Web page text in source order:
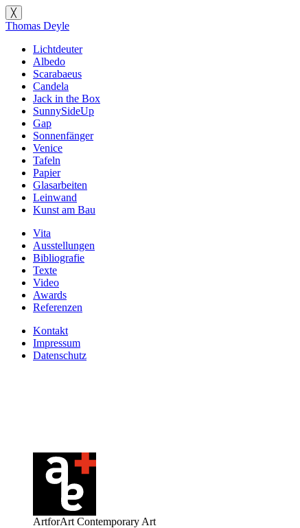
╳
Thomas Deyle
Lichtdeuter
Albedo
Scarabaeus
Candela
Jack in the Box
SunnySideUp
Gap
Sonnenfänger
Venice
Tafeln
Papier
Glasarbeiten
Leinwand
Kunst am Bau
Vita
Ausstellungen
Bibliografie
Texte
Video
Awards
Referenzen
Kontakt
Impressum
Datenschutz
ArtforArt Contemporary Art